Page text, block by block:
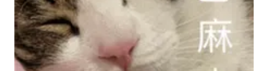
奋力开创中国式现代化建设新局面